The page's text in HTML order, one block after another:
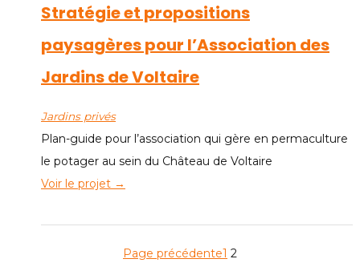
Stratégie et propositions
paysagères pour l’Association des
Jardins de Voltaire
Jardins privés
Plan-guide pour l’association qui gère en permaculture
le potager au sein du Château de Voltaire
Voir le projet →
Page précédente1 2